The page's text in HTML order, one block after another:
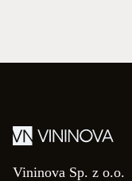
Vininova Sp. z o.o.